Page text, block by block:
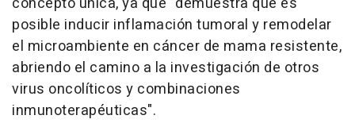
posible inducir inflamación tumoral y remodelar
el microambiente en cáncer de mama resistente,
abriendo el camino a la investigación de otros
virus oncolíticos y combinaciones
inmunoterapéuticas".